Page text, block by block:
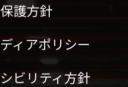
護方針
ィアポリシー
ビリティ方針